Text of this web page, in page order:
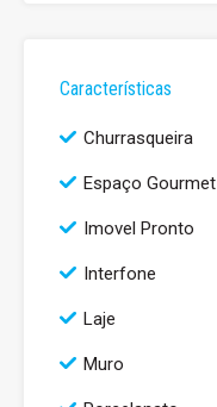
Características
Churrasqueira
Espaço Gourmet
Imovel Pronto
Interfone
Laje
Muro